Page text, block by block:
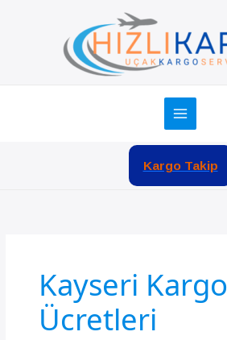
Kargo Takip
Kayseri Kargo
Ücretleri